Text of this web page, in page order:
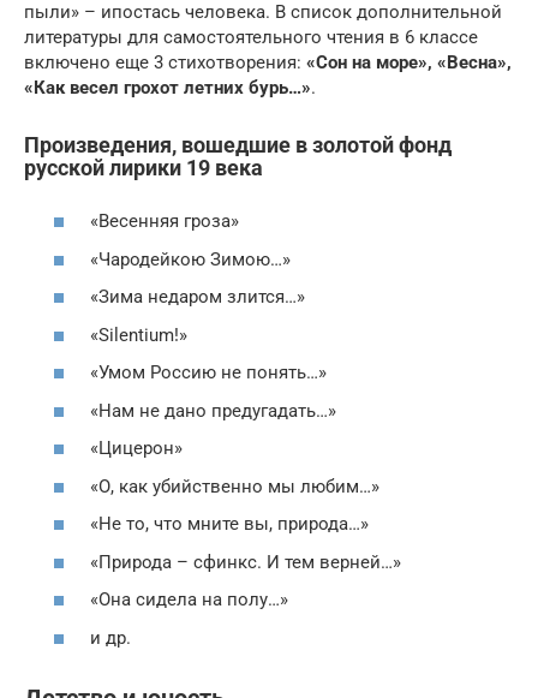
пыли» – ипостась человека. В список дополнительной
литературы для самостоятельного чтения в 6 классе
включено еще 3 стихотворения: «Сон на море», «Весна»,
«Как весел грохот летних бурь…».
Произведения, вошедшие в золотой фонд
русской лирики 19 века
«Весенняя гроза»
«Чародейкою Зимою…»
«Зима недаром злится…»
«Silentium!»
«Умом Россию не понять…»
«Нам не дано предугадать…»
«Цицерон»
«О, как убийственно мы любим…»
«Не то, что мните вы, природа…»
«Природа – сфинкс. И тем верней…»
«Она сидела на полу…»
и др.